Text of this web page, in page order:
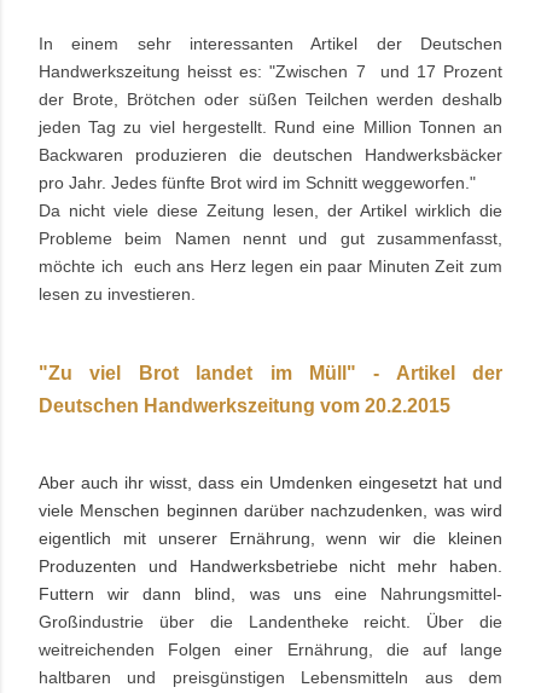
In einem sehr interessanten Artikel der Deutschen
Handwerkszeitung heisst es: "Zwischen 7 und 17 Prozent
der Brote, Brötchen oder süßen Teilchen werden deshalb
jeden Tag zu viel hergestellt. Rund eine Million Tonnen an
Backwaren produzieren die deutschen Handwerksbäcker
pro Jahr. Jedes fünfte Brot wird im Schnitt weggeworfen."
Da nicht viele diese Zeitung lesen, der Artikel wirklich die
Probleme beim Namen nennt und gut zusammenfasst,
möchte ich euch ans Herz legen ein paar Minuten Zeit zum
lesen zu investieren.
"Zu viel Brot landet im Müll" - Artikel der
Deutschen Handwerkszeitung vom 20.2.2015
Aber auch ihr wisst, dass ein Umdenken eingesetzt hat und
viele Menschen beginnen darüber nachzudenken, was wird
eigentlich mit unserer Ernährung, wenn wir die kleinen
Produzenten und Handwerksbetriebe nicht mehr haben.
Futtern wir dann blind, was uns eine Nahrungsmittel-
Großindustrie über die Landentheke reicht. Über die
weitreichenden Folgen einer Ernährung, die auf lange
haltbaren und preisgünstigen Lebensmitteln aus dem